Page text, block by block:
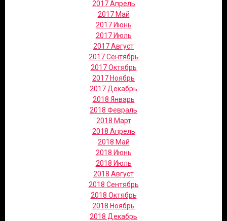
2017 Апрель
2017 Май
2017 Июнь
2017 Июль
2017 Август
2017 Сентябрь
2017 Октябрь
2017 Ноябрь
2017 Декабрь
2018 Январь
2018 Февраль
2018 Март
2018 Апрель
2018 Май
2018 Июнь
2018 Июль
2018 Август
2018 Сентябрь
2018 Октябрь
2018 Ноябрь
2018 Декабрь